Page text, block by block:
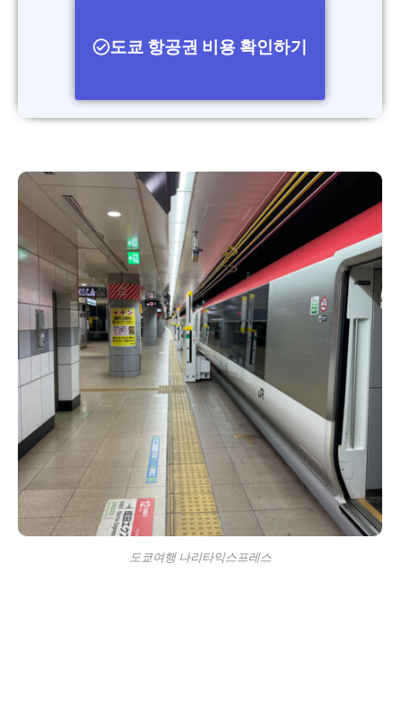
도쿄 항공권 비용 확인하기
도쿄여행 나리타익스프레스